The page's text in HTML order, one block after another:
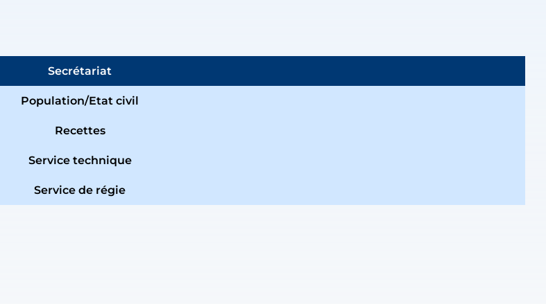
Secrétariat
Population/Etat civil
Recettes
Service technique
Service de régie